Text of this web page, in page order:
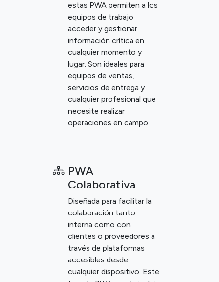
estas PWA permiten a los
equipos de trabajo
acceder y gestionar
información crítica en
cualquier momento y
lugar. Son ideales para
equipos de ventas,
servicios de entrega y
cualquier profesional que
necesite realizar
operaciones en campo.
PWA
Colaborativa
Diseñada para facilitar la
colaboración tanto
interna como con
clientes o proveedores a
través de plataformas
accesibles desde
cualquier dispositivo. Este